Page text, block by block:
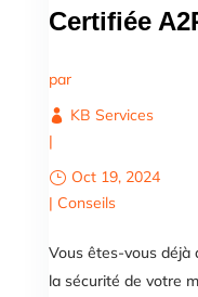
Certifiée
par
KB Services
|
Oct 19, 2024
| Conseils
Vous êtes-vous déjà
la sécurité de votre